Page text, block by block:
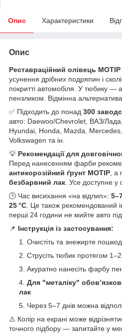
Опис Характеристики
Опис
Реставраційний олівець MOTIP
усунення дрібних подряпин і
покритті автомобіля. У тюбику —
пензликом. Відмінна
✅ Підходить до понад 300
авто: Daewoo/Chevrolet, ВАЗ/
Hyundai, Honda, Mazda,
Volkswagen та ін.
💡 Рекомендації для
Перед нанесенням фарби
антикорозійний ґрунт MOTIP ,
безбарвний лак . Усе доступне
🕒 Час висихання «на відлип»:
25 °C . Це також рекомендований
перші 24 години не мийте авто під
📌 Інструкція із застосування:
Очистіть та знежирте
Струсіть тюбик протягом
Акуратно нанесіть фарбу
Для "металіку"
лак
Через 5–7 днів можна
⚠️ Колір на екрані може
точного підбору — запитайте у